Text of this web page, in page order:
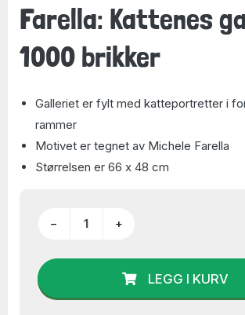
Farella: Kattenes
1000 brikker
Galleriet er fylt med katteportretter i
rammer
Motivet er tegnet av Michele Farella
Størrelsen er 66 x 48 cm
− +
LEGG I KURV